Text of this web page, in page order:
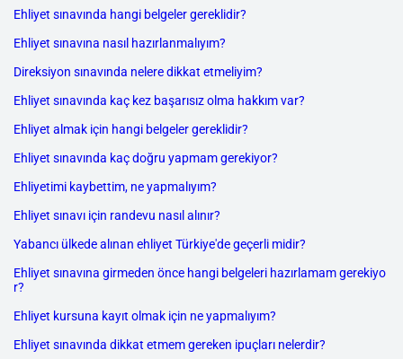
Ehliyet sınavında hangi belgeler gereklidir?
Ehliyet sınavına nasıl hazırlanmalıyım?
Direksiyon sınavında nelere dikkat etmeliyim?
Ehliyet sınavında kaç kez başarısız olma hakkım var?
Ehliyet almak için hangi belgeler gereklidir?
Ehliyet sınavında kaç doğru yapmam gerekiyor?
Ehliyetimi kaybettim, ne yapmalıyım?
Ehliyet sınavı için randevu nasıl alınır?
Yabancı ülkede alınan ehliyet Türkiye'de geçerli midir?
Ehliyet sınavına girmeden önce hangi belgeleri hazırlamam gerekiyo
r?
Ehliyet kursuna kayıt olmak için ne yapmalıyım?
Ehliyet sınavında dikkat etmem gereken ipuçları nelerdir?